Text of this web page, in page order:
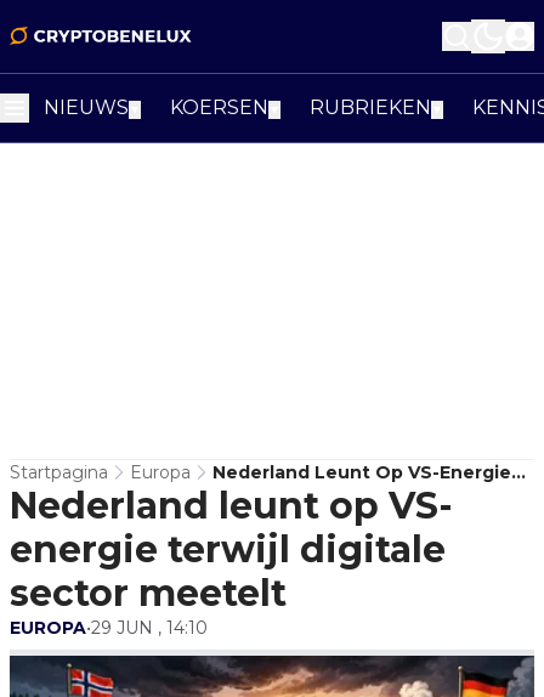
NIEUWS KOERSEN RUBRIEKEN
Startpagina Europa
Nederland Leunt Op VS-Energie
Terwijl Digitale Sector Meetelt
Nederland leunt op VS-
energie terwijl digitale
sector meetelt
EUROPA•29 JUN , 14:10